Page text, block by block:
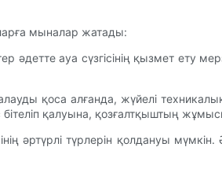
мыналар жатады:
ауа сүзгісінің қызмет ету
қоса алғанда, жүйелі
қалуына, қозғалтқыштың
әртүрлі түрлерін қолдануы